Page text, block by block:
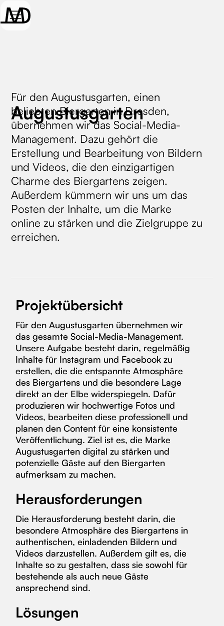
Augustusgarten
Für den Augustusgarten, einen
beliebten Biergarten in Dresden,
übernehmen wir das Social-Media-
Management. Dazu gehört die
Erstellung und Bearbeitung von Bildern
und Videos, die den einzigartigen
Charme des Biergartens zeigen.
Außerdem kümmern wir uns um das
Posten der Inhalte, um die Marke
online zu stärken und die Zielgruppe zu
erreichen.
Projektübersicht
Für den Augustusgarten übernehmen wir
das gesamte Social-Media-Management.
Unsere Aufgabe besteht darin, regelmäßig
Inhalte für Instagram und Facebook zu
erstellen, die die entspannte Atmosphäre
des Biergartens und die besondere Lage
direkt an der Elbe widerspiegeln. Dafür
produzieren wir hochwertige Fotos und
Videos, bearbeiten diese professionell und
planen den Content für eine konsistente
Veröffentlichung. Ziel ist es, die Marke
Augustusgarten digital zu stärken und
potenzielle Gäste auf den Biergarten
aufmerksam zu machen.
Herausforderungen
Die Herausforderung besteht darin, die
besondere Atmosphäre des Biergartens in
authentischen, einladenden Bildern und
Videos darzustellen. Außerdem gilt es, die
Inhalte so zu gestalten, dass sie sowohl für
bestehende als auch neue Gäste
ansprechend sind.
Lösungen